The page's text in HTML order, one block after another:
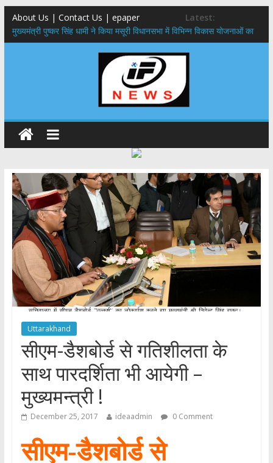
About Us | Contact Us | epaper
Latest:
मुख्यमंत्री पुष्कर सिंह धामी ने किया मसूरी विधानसभा में विभिन्न विकास योजनाओं का
लोकार्पण – शिलान्यास
एमडीडीए बोर्ड बैठक, देहरादून और मसूरी के विकास के लिए 25 बड़े प्रस्तावों को मिली
बुजुर्ग-दिव्यांगों के घर जाएंगे बीएलओ, करेंगे नोटिसों का निस्तारण
​देहरादून में 11 अगस्त को लगेगा एक दिवसीय रोजगार मेला, 559 पदों पर होगी भर्ती
पुष्पवर्षा और चरण प्रक्षालन के साथ देवभूमि ने किया शिवभक्त कांवड़ियों का
अभिनंदन,मुख्यमंत्री ने स्वास्थ्य सेवा शिविर का किया शुभारंभ, श्रद्धालुओं को अपने
हाथों से परोसा भोजन
Uttarakhand
सीएम-डैशबोर्ड से गतिशीलता के
साथ पारदर्शिता भी आयेगी –
मुख्यमन्त्री !
December 25, 2017 ideaadmin 0 Comment
सीएम-डैशबोर्ड से